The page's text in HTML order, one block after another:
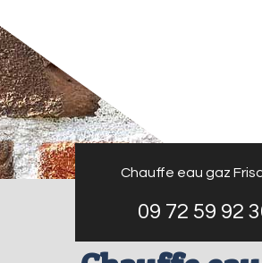
Chauffe eau gaz
09 72 59 92